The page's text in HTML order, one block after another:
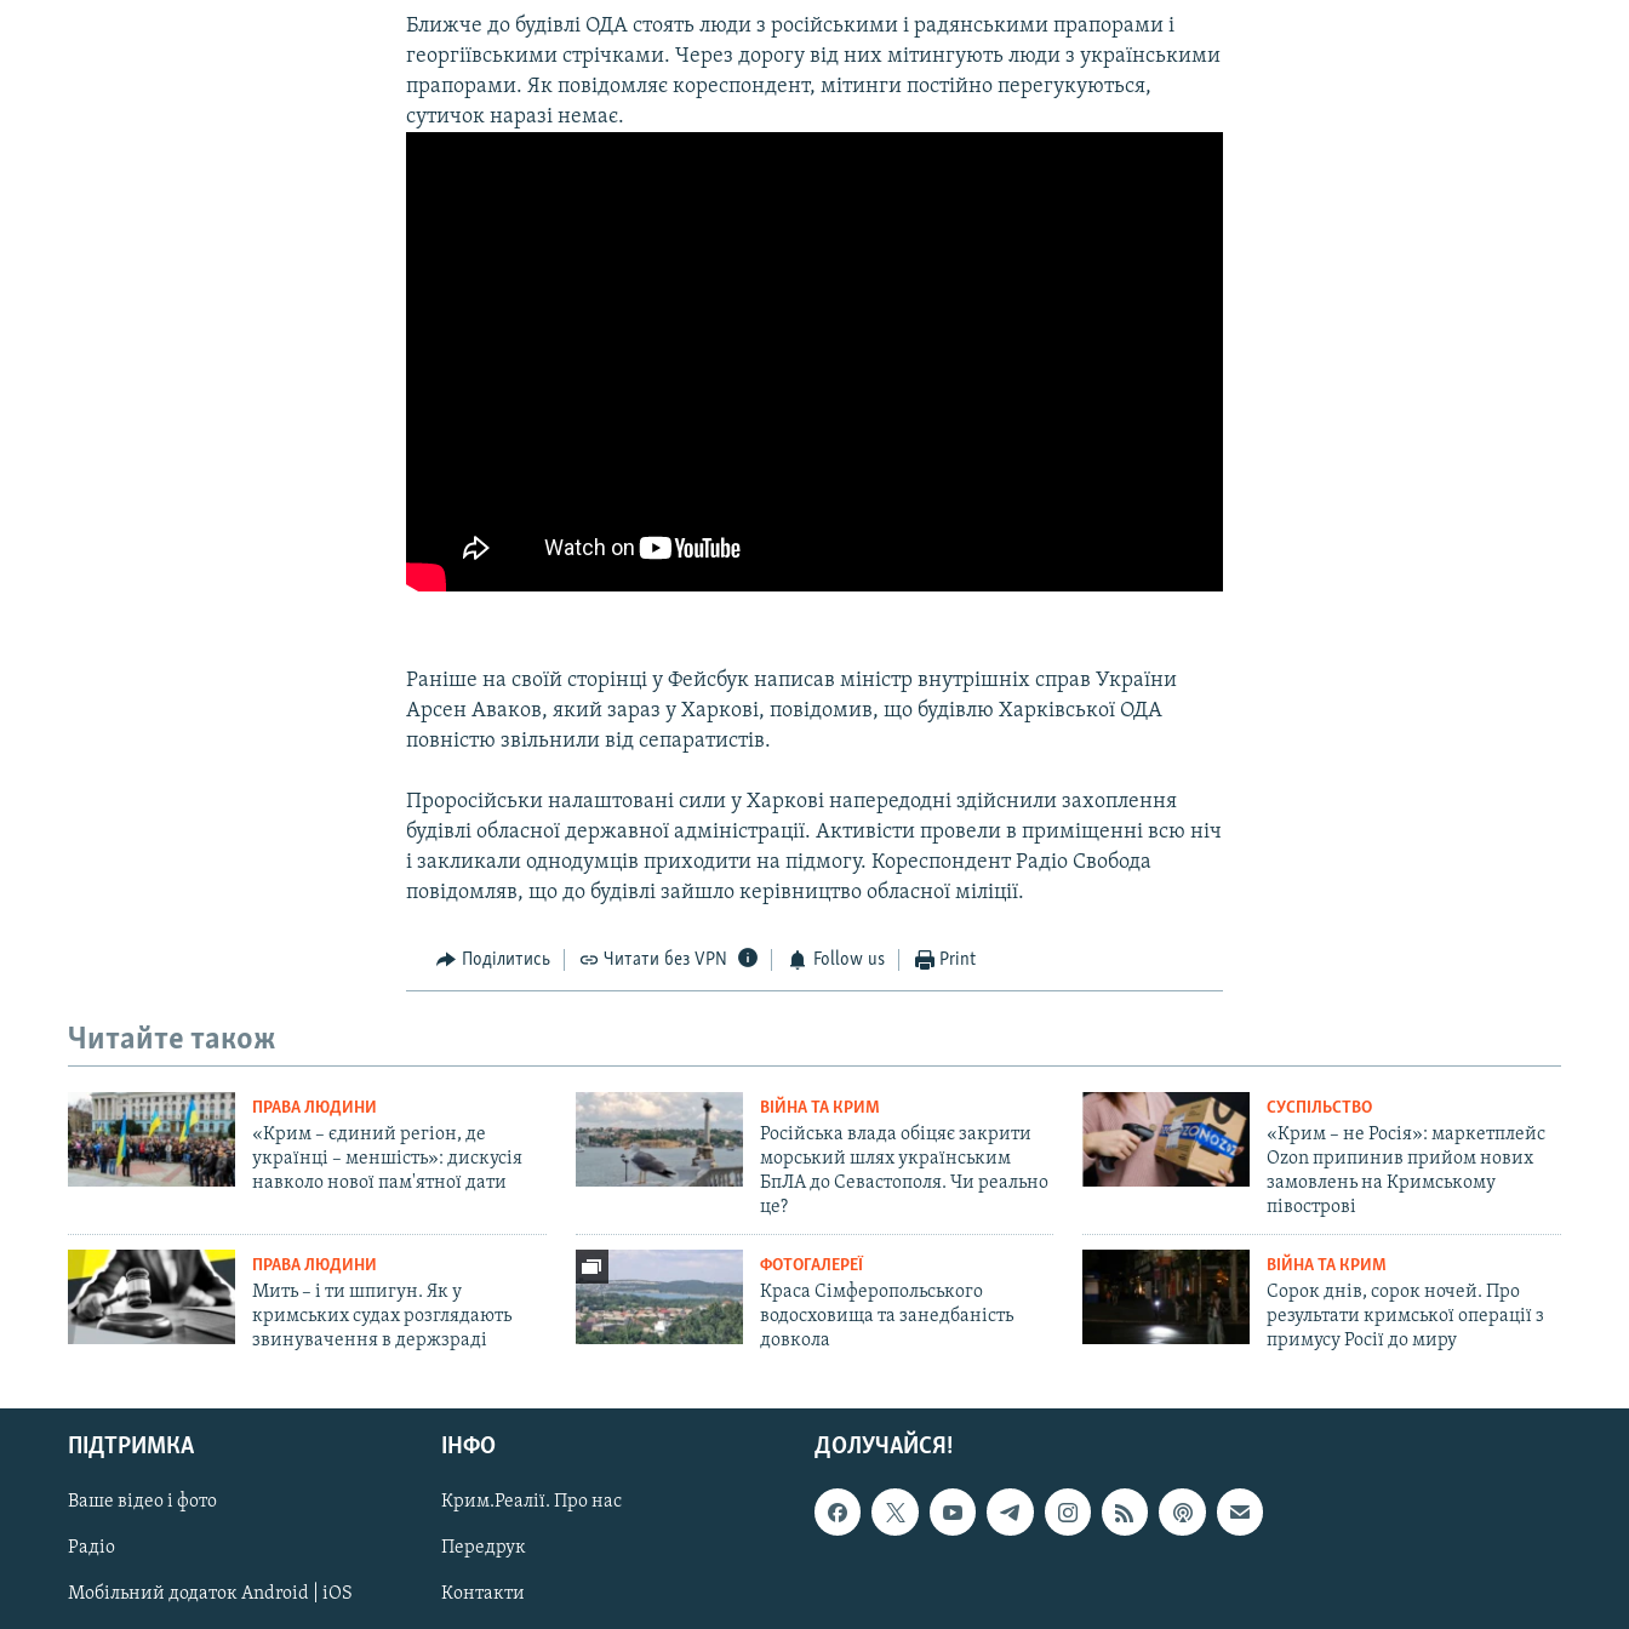
Русский
Qırımtatar
ДОЛУЧАЙСЯ!
Ближче до будівлі ОДА стоять люди з російськими і радянськими прапорами і
георгіївськими стрічками. Через дорогу від них мітингують люди з українськими
прапорами. Як повідомляє кореспондент, мітинги постійно перегукуються,
сутичок наразі немає.
Раніше на своїй сторінці у Фейсбук написав міністр внутрішніх справ України
Арсен Аваков, який зараз у Харкові, повідомив, що будівлю Харківської ОДА
повністю звільнили від сепаратистів.
Проросійськи налаштовані сили у Харкові напередодні здійснили захоплення
будівлі обласної державної адміністрації. Активісти провели в приміщенні всю ніч
і закликали однодумців приходити на підмогу. Кореспондент Радіо Свобода
повідомляв, що до будівлі зайшло керівництво обласної міліції.
Поділитись Читати без VPN Follow us Print
Читайте також
ПРАВА ЛЮДИНИ
«Крим – єдиний регіон, де
українці – меншість»: дискусія
навколо нової пам'ятної дати
ВІЙНА ТА КРИМ
Російська влада обіцяє закрити
морський шлях українським
БпЛА до Севастополя. Чи реально
це?
СУСПІЛЬСТВО
«Крим – не Росія»: маркетплейс
Ozon припинив прийом нових
замовлень на Кримському
півострові
ПРАВА ЛЮДИНИ
Мить – і ти шпигун. Як у
кримських судах розглядають
звинувачення в держзраді
ФОТОГАЛЕРЕЇ
Краса Сімферопольського
водосховища та занедбаність
довкола
ВІЙНА ТА КРИМ
Сорок днів, сорок ночей. Про
результати кримської операції з
примусу Росії до миру
ДОЛУЧАЙСЯ!
ПІДТРИМКА
Ваше відео і фото
Радіо
Мобільний додаток Android | iOS
ІНФО
Крим.Реалії. Про нас
Передрук
Контакти